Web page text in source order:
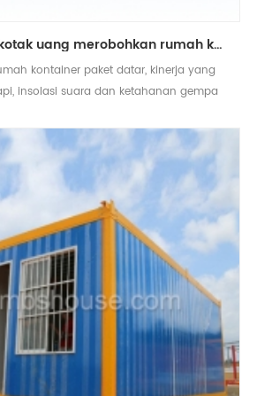
panel sandwich kotak uang merobohkan rumah kontainer paket datar
kontainer paket datar, kinerja yang
insolasi suara dan ketahanan gempa